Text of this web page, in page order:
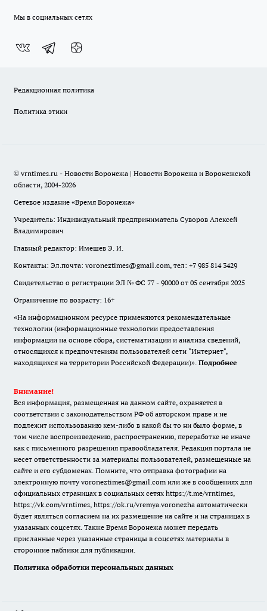
Мы в социальных сетях
Редакционная политика
Политика этики
© vrntimes.ru - Новости Воронежа | Новости Воронежа и Воронежской
области, 2004-2026
Сетевое издание «Время Воронежа»
Учредитель: Индивидуальный предприниматель Суворов Алексей
Владимирович
Главный редактор: Имешев Э. И.
Контакты: Эл.почта: voroneztimes@gmail.com, тел: +7 985 814 3429
Свидетельство о регистрации ЭЛ № ФС 77 - 90000 от 05 сентября 2025
Ограничение по возрасту: 16+
«На информационном ресурсе применяются рекомендательные
технологии (информационные технологии предоставления
информации на основе сбора, систематизации и анализа сведений,
относящихся к предпочтениям пользователей сети "Интернет",
находящихся на территории Российской Федерации)». Подробнее
Внимание!
Вся информация, размещенная на данном сайте, охраняется в
соответствии с законодательством РФ об авторском праве и не
подлежит использованию кем-либо в какой бы то ни было форме, в
том числе воспроизведению, распространению, переработке не иначе
как с письменного разрешения правообладателя. Редакция портала не
несет ответственности за материалы пользователей, размещенные на
сайте и его субдоменах. Помните, что отправка фотографии на
электронную почту voroneztimes@gmail.com или же в сообщениях для
официальных страницах в социальных сетях https://t.me/vrntimes,
https://vk.com/vrntimes, https://ok.ru/vremya.voronezha автоматически
будет являться согласием на их размещение на сайте и на страницах в
указанных соцсетях. Также Время Воронежа может передать
присланные через указанные страницы в соцсетях материалы в
сторонние паблики для публикации.
Политика обработки персональных данных